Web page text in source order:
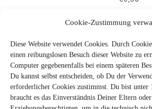
Cookie-Zustimmung
Diese Website verwendet Cookies. Durch
einen reibungslosen Besuch dieser Website zu
Computer gegebenenfalls bei einem späteren
Du kannst selbst entscheiden, ob Du der
erforderlicher Cookies zustimmst. Du bist unter
braucht es das Einverständnis Deiner Eltern oder